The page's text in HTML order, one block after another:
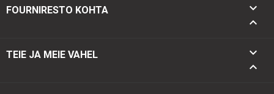
FOURNIRESTO KOHTA


TEIE JA MEIE VAHEL

